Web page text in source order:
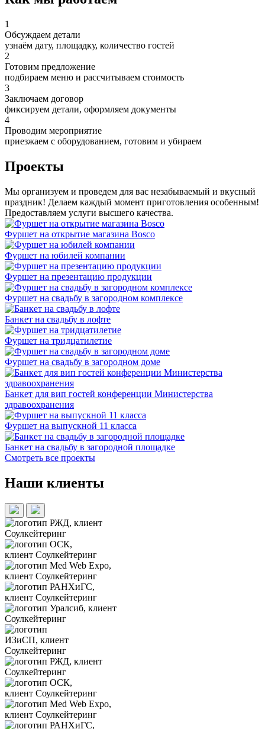
1
Обсуждаем детали
узнаём дату, площадку, количество гостей
2
Готовим предложение
подбираем меню и рассчитываем стоимость
3
Заключаем договор
фиксируем детали, оформляем документы
4
Проводим мероприятие
приезжаем с оборудованием, готовим и убираем
Проекты
Мы организуем и проведем для вас незабываемый и вкусный
праздник! Делаем каждый момент приготовления особенным!
Предоставляем услуги высшего качества.
Фуршет на открытие магазина Bosco
Фуршет на юбилей компании
Фуршет на презентацию продукции
Фуршет на свадьбу в загородном комплексе
Банкет на свадьбу в лофте
Фуршет на тридцатилетие
Фуршет на свадьбу в загородном доме
Банкет для вип гостей конференции Министерства
здравоохранения
Фуршет на выпускной 11 класса
Банкет на свадьбу в загородной площадке
Смотреть все проекты
Наши клиенты